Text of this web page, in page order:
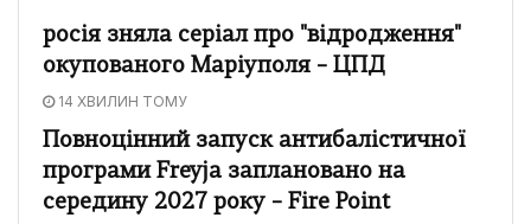
росія зняла серіал про "відродження"
окупованого Маріуполя – ЦПД
14 ХВИЛИН ТОМУ
Повноцінний запуск антибалістичної
програми Freyja заплановано на
середину 2027 року – Fire Point